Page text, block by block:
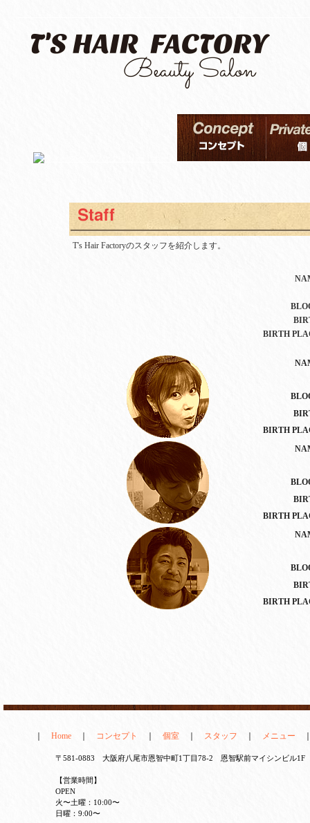
T's Hair Factoryのスタッフを紹介します。
BIRTH
BIRTH
BIRTH
BIRTH
Home コンセプト 個室 スタッフ メニュー
〒581-0883 大阪府八尾市恩智中町1丁目78-2 恩智駅前マイシンビル
【営業時間】
OPEN
火〜土曜：10:00〜
日曜：9:00〜